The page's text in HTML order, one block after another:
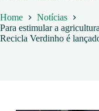
Home
Notícias
Para estimular a
Recicla Verdinho é